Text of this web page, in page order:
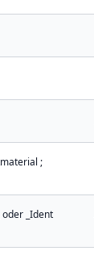
;
_Ident